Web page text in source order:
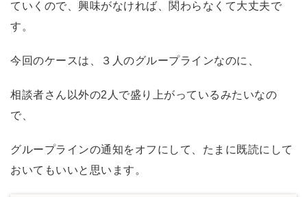
ていくので、興味がなければ、関わらなくて大丈夫で
す。
今回のケースは、３人のグループラインなのに、
相談者さん以外の2人で盛り上がっているみたいなの
で、
グループラインの通知をオフにして、たまに既読にして
おいてもいいと思います。